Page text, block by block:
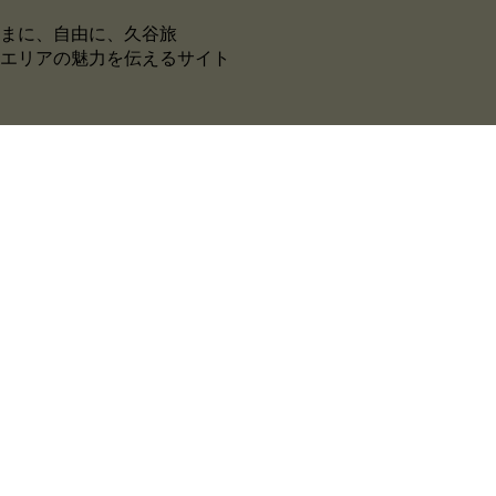
に、自由に、久谷旅
リアの魅力を伝えるサイト